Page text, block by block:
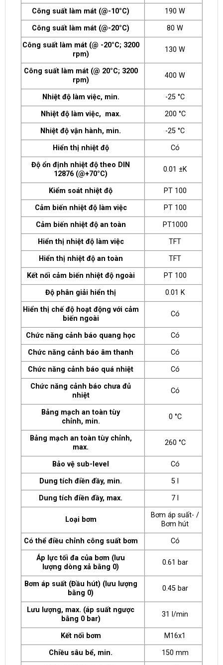
Công suất làm mát (@-10°C)
190 W
Công suất làm mát (@-20°C)
80 W
Công suất làm mát (@ -20°C; 3200
rpm)
130 W
Công suất làm mát (@ 20°C; 3200
rpm)
400 W
Nhiệt độ làm việc, min.
-25 °C
Nhiệt độ làm việc, max.
200 °C
Nhiệt độ vận hành, min.
-25 °C
Hiển thị nhiệt độ
Có
Độ ổn định nhiệt độ theo DIN
12876 (@+70°C)
0.01 ±K
Kiểm soát nhiệt độ
PT 100
Cảm biến nhiệt độ làm việc
PT 100
Cảm biến nhiệt độ an toàn
PT1000
Hiển thị nhiệt độ làm việc
TFT
Hiển thị nhiệt độ an toàn
TFT
Kết nối cảm biến nhiệt độ ngoài
PT 100
Độ phân giải hiển thị
0.01 K
Hiển thị chế độ hoạt động với cảm
biến ngoài
Có
Chức năng cảnh báo quang học
Có
Chức năng cảnh báo âm thanh
Có
Chức năng cảnh báo quá nhiệt
Có
Chức năng cảnh báo chưa đủ
nhiệt
Có
Bảng mạch an toàn tùy
chỉnh, min.
0 °C
Bảng mạch an toàn tùy chỉnh,
max.
260 °C
Bảo vệ sub-level
Có
Dung tích điền đầy, min.
5 l
Dung tích điền đầy, max.
7 l
Loại bơm
Bơm áp suất- /
Bơm hút
Có thể điều chỉnh công suất bơm
Có
Áp lực tối đa của bơm (lưu
lượng dòng xả bằng 0)
0.61 bar
Bơm áp suất (Đầu hút) (lưu lượng
bằng 0)
0.45 bar
Lưu lượng, max. (áp suất ngược
bằng 0 bar)
31 l/min
Kết nối bơm
M16x1
Chiều sâu bể, min.
150 mm